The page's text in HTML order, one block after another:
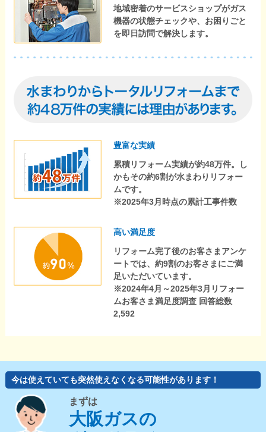
地域密着のサービスショップがガス
機器の状態チェックや、お困りごと
を即日訪問で解決します。
豊富な実績
累積リフォーム実績が約48万件。し
かもその約6割が水まわりリフォー
ムです。
※2025年3月時点の累計工事件数
高い満足度
リフォーム完了後のお客さまアンケ
ートでは、約9割のお客さまにご満
足いただいています。
※2024年4月～2025年3月リフォー
ムお客さま満足度調査 回答総数
2,592
今は使えていても突然使えなくなる可能性があります！
まずは
大阪ガスの